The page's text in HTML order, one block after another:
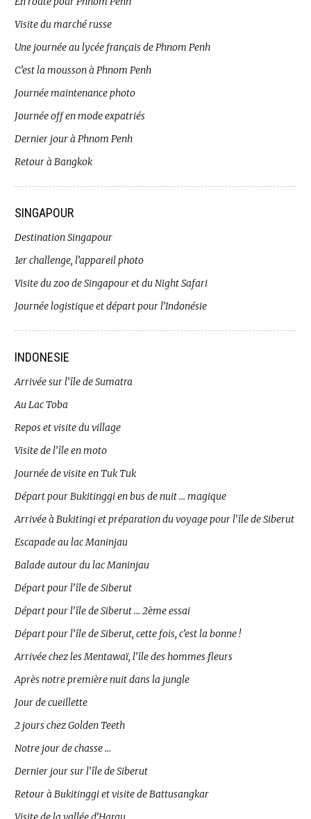
Visite du marché russe
Une journée au lycée français de Phnom Penh
C’est la mousson à Phnom Penh
Journée maintenance photo
Journée off en mode expatriés
Dernier jour à Phnom Penh
Retour à Bangkok
SINGAPOUR
Destination Singapour
1er challenge, l’appareil photo
Visite du zoo de Singapour et du Night Safari
Journée logistique et départ pour l’Indonésie
INDONESIE
Arrivée sur l’île de Sumatra
Au Lac Toba
Repos et visite du village
Visite de l’île en moto
Journée de visite en Tuk Tuk
Départ pour Bukitinggi en bus de nuit … magique
Arrivée à Bukitingi et préparation du voyage pour l’île de Siberut
Escapade au lac Maninjau
Balade autour du lac Maninjau
Départ pour l’île de Siberut
Départ pour l’île de Siberut … 2ème essai
Départ pour l’île de Siberut, cette fois, c’est la bonne !
Arrivée chez les Mentawaï, l’île des hommes fleurs
Après notre première nuit dans la jungle
Jour de cueillette
2 jours chez Golden Teeth
Notre jour de chasse …
Dernier jour sur l’île de Siberut
Retour à Bukitinggi et visite de Battusangkar